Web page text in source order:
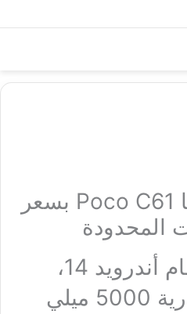
بوكو تطلق هاتفها Poco C61 بسعر
المحدودة
يعمل الهاتف بنظام أندرويد 14،
ويحتوي على بطارية 5000 ميلي